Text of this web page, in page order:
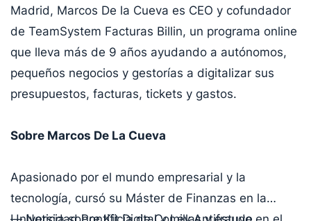
Madrid, Marcos De la Cueva es CEO y cofundador
de TeamSystem Facturas Billin, un programa online
que lleva más de 9 años ayudando a autónomos,
pequeños negocios y gestorías a digitalizar sus
presupuestos, facturas, tickets y gastos.
Sobre Marcos De La Cueva
Apasionado por el mundo empresarial y la
tecnología, cursó su Máster de Finanzas en la